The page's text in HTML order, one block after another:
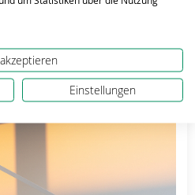
Einstellungen